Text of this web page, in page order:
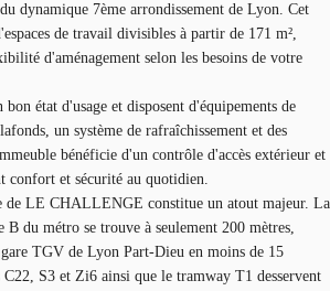
dynamique 7ème arrondissement de Lyon. Cet
de travail divisibles à partir de 171 m²,
d'aménagement selon les besoins de votre
état d'usage et disposent d'équipements de
un système de rafraîchissement et des
bénéficie d'un contrôle d'accès extérieur et
confort et sécurité au quotidien.
de LE CHALLENGE constitue un atout majeur. La
du métro se trouve à seulement 200 mètres,
TGV de Lyon Part-Dieu en moins de 15
S3 et Zi6 ainsi que le tramway T1 desservent